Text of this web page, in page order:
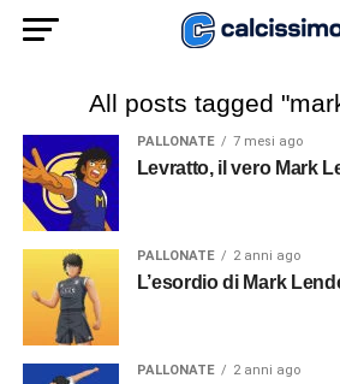
All posts tagged
PALLONATE 7 mesi ago
Levratto, il vero Mark
PALLONATE 2 anni ago
L’esordio di Mark
PALLONATE 2 anni ago